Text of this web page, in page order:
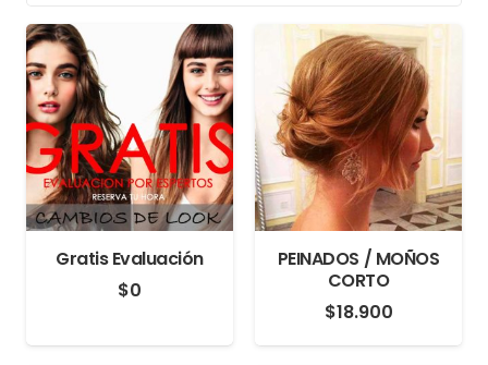
Gratis Evaluación
$0
PEINADOS / MOÑOS
CORTO
$18.900